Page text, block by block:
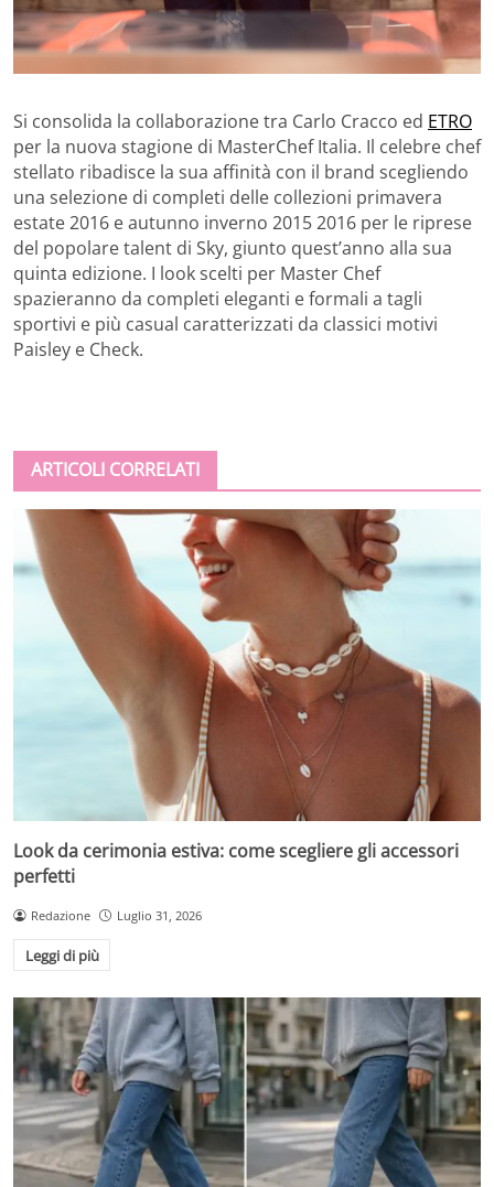
Si consolida la collaborazione tra Carlo Cracco ed ETRO
per la nuova stagione di MasterChef Italia. Il celebre chef
stellato ribadisce la sua affinità con il brand scegliendo
una selezione di completi delle collezioni primavera
estate 2016 e autunno inverno 2015 2016 per le riprese
del popolare talent di Sky, giunto quest’anno alla sua
quinta edizione. I look scelti per Master Chef
spazieranno da completi eleganti e formali a tagli
sportivi e più casual caratterizzati da classici motivi
Paisley e Check.
ARTICOLI CORRELATI
Look da cerimonia estiva: come scegliere gli accessori
perfetti
Redazione Luglio 31, 2026
Leggi di più